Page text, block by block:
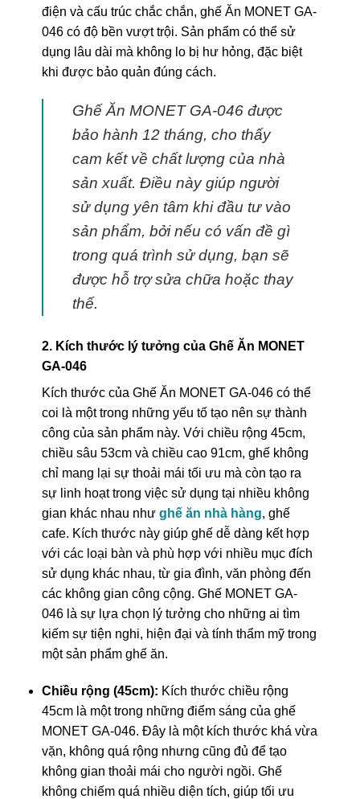
điện và cấu trúc chắc chắn, ghế Ăn MONET GA-
046 có độ bền vượt trội. Sản phẩm có thể sử
dụng lâu dài mà không lo bị hư hỏng, đặc biệt
khi được bảo quản đúng cách.
Ghế Ăn MONET GA-046 được
bảo hành 12 tháng, cho thấy
cam kết về chất lượng của nhà
sản xuất. Điều này giúp người
sử dụng yên tâm khi đầu tư vào
sản phẩm, bởi nếu có vấn đề gì
trong quá trình sử dụng, bạn sẽ
được hỗ trợ sửa chữa hoặc thay
thế.
2. Kích thước lý tưởng của Ghế Ăn MONET
GA-046
Kích thước của Ghế Ăn MONET GA-046 có thể
coi là một trong những yếu tố tạo nên sự thành
công của sản phẩm này. Với chiều rộng 45cm,
chiều sâu 53cm và chiều cao 91cm, ghế không
chỉ mang lại sự thoải mái tối ưu mà còn tạo ra
sự linh hoạt trong việc sử dụng tại nhiều không
gian khác nhau như ghế ăn nhà hàng, ghế
cafe. Kích thước này giúp ghế dễ dàng kết hợp
với các loại bàn và phù hợp với nhiều mục đích
sử dụng khác nhau, từ gia đình, văn phòng đến
các không gian công cộng. Ghế MONET GA-
046 là sự lựa chọn lý tưởng cho những ai tìm
kiếm sự tiện nghi, hiện đại và tính thẩm mỹ trong
một sản phẩm ghế ăn.
Chiều rộng (45cm): Kích thước chiều rộng
45cm là một trong những điểm sáng của ghế
MONET GA-046. Đây là một kích thước khá vừa
vặn, không quá rộng nhưng cũng đủ để tạo
không gian thoải mái cho người ngồi. Ghế
không chiếm quá nhiều diện tích, giúp tối ưu